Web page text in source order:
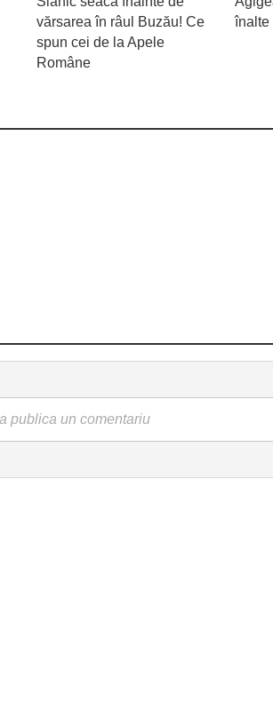
vărsarea în râul Buzău! Ce
spun cei de la Apele
Române
înalte
publica un comentariu